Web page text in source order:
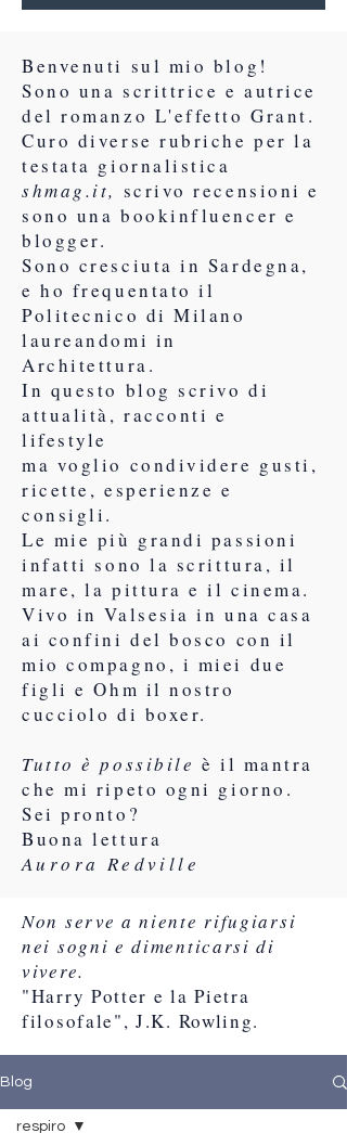
Benvenuti sul mio blog!
Sono una scrittrice e autrice
del romanzo L'effetto Grant.
Curo diverse rubriche per la
testata giornalistica
shmag.it, scrivo recensioni e
sono una bookinfluencer e
blogger.
Sono cresciuta in Sardegna,
e ho frequentato il
Politecnico di Milano
laureandomi in
Architettura.
In questo blog scrivo di
attualità, racconti e
lifestyle
ma voglio condividere gusti,
ricette, esperienze e
consigli.
Le mie più grandi passioni
infatti sono la scrittura, il
mare, la pittura e il cinema.
Vivo in Valsesia in una casa
ai confini del bosco con il
mio compagno, i miei due
figli e Ohm il nostro
cucciolo di boxer.
Tutto è possibile è il mantra
che mi ripeto ogni giorno.
Sei pronto?
Buona lettura
Aurora Redville
Non serve a niente rifugiarsi
nei sogni e dimenticarsi di
vivere.
"Harry Potter e la Pietra
filosofale", J.K. Rowling.
Blog
respiro